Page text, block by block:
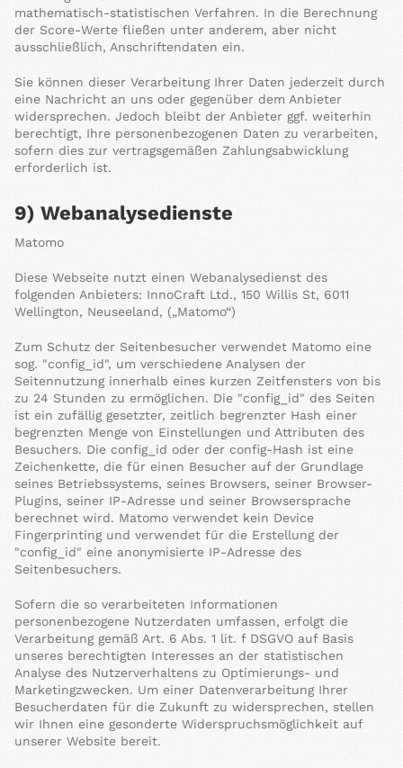
mathematisch-statistischen Verfahren. In die Berechnung
der Score-Werte fließen unter anderem, aber nicht
ausschließlich, Anschriftendaten ein.
Sie können dieser Verarbeitung Ihrer Daten jederzeit durch
eine Nachricht an uns oder gegenüber dem Anbieter
widersprechen. Jedoch bleibt der Anbieter ggf. weiterhin
berechtigt, Ihre personenbezogenen Daten zu verarbeiten,
sofern dies zur vertragsgemäßen Zahlungsabwicklung
erforderlich ist.
9) Webanalysedienste
Matomo
Diese Webseite nutzt einen Webanalysedienst des
folgenden Anbieters: InnoCraft Ltd., 150 Willis St, 6011
Wellington, Neuseeland, („Matomo“)
Zum Schutz der Seitenbesucher verwendet Matomo eine
sog. "config_id", um verschiedene Analysen der
Seitennutzung innerhalb eines kurzen Zeitfensters von bis
zu 24 Stunden zu ermöglichen. Die "config_id" des Seiten
ist ein zufällig gesetzter, zeitlich begrenzter Hash einer
begrenzten Menge von Einstellungen und Attributen des
Besuchers. Die config_id oder der config-Hash ist eine
Zeichenkette, die für einen Besucher auf der Grundlage
seines Betriebssystems, seines Browsers, seiner Browser-
Plugins, seiner IP-Adresse und seiner Browsersprache
berechnet wird. Matomo verwendet kein Device
Fingerprinting und verwendet für die Erstellung der
"config_id" eine anonymisierte IP-Adresse des
Seitenbesuchers.
Sofern die so verarbeiteten Informationen
personenbezogene Nutzerdaten umfassen, erfolgt die
Verarbeitung gemäß Art. 6 Abs. 1 lit. f DSGVO auf Basis
unseres berechtigten Interesses an der statistischen
Analyse des Nutzerverhaltens zu Optimierungs- und
Marketingzwecken. Um einer Datenverarbeitung Ihrer
Besucherdaten für die Zukunft zu widersprechen, stellen
wir Ihnen eine gesonderte Widerspruchsmöglichkeit auf
unserer Website bereit.